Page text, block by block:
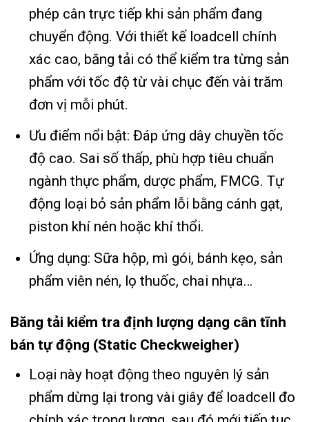
phép cân trực tiếp khi sản phẩm đang
chuyển động. Với thiết kế loadcell chính
xác cao, băng tải có thể kiểm tra từng sản
phẩm với tốc độ từ vài chục đến vài trăm
đơn vị mỗi phút.
Ưu điểm nổi bật: Đáp ứng dây chuyền tốc
độ cao. Sai số thấp, phù hợp tiêu chuẩn
ngành thực phẩm, dược phẩm, FMCG. Tự
động loại bỏ sản phẩm lỗi bằng cánh gạt,
piston khí nén hoặc khí thổi.
Ứng dụng: Sữa hộp, mì gói, bánh kẹo, sản
phẩm viên nén, lọ thuốc, chai nhựa…
Băng tải kiểm tra định lượng dạng cân tĩnh
bán tự động (Static Checkweigher)
Loại này hoạt động theo nguyên lý sản
phẩm dừng lại trong vài giây để loadcell đo